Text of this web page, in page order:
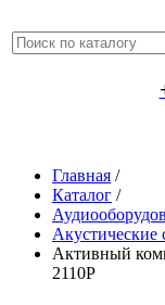
Главная /
Каталог /
Акустические
Активный
2110P